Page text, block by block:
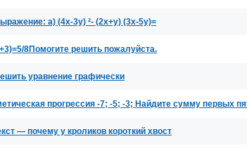
a) (4x-3y) ²- (2x+y) (3x-5y)=
8Помогите решить пожалуйста.
уравнение графически
прогрессия -7; -5; -3; Найдите сумму первых
— почему у кроликов короткий хвост